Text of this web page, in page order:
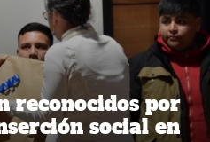
reconocidos por
social en